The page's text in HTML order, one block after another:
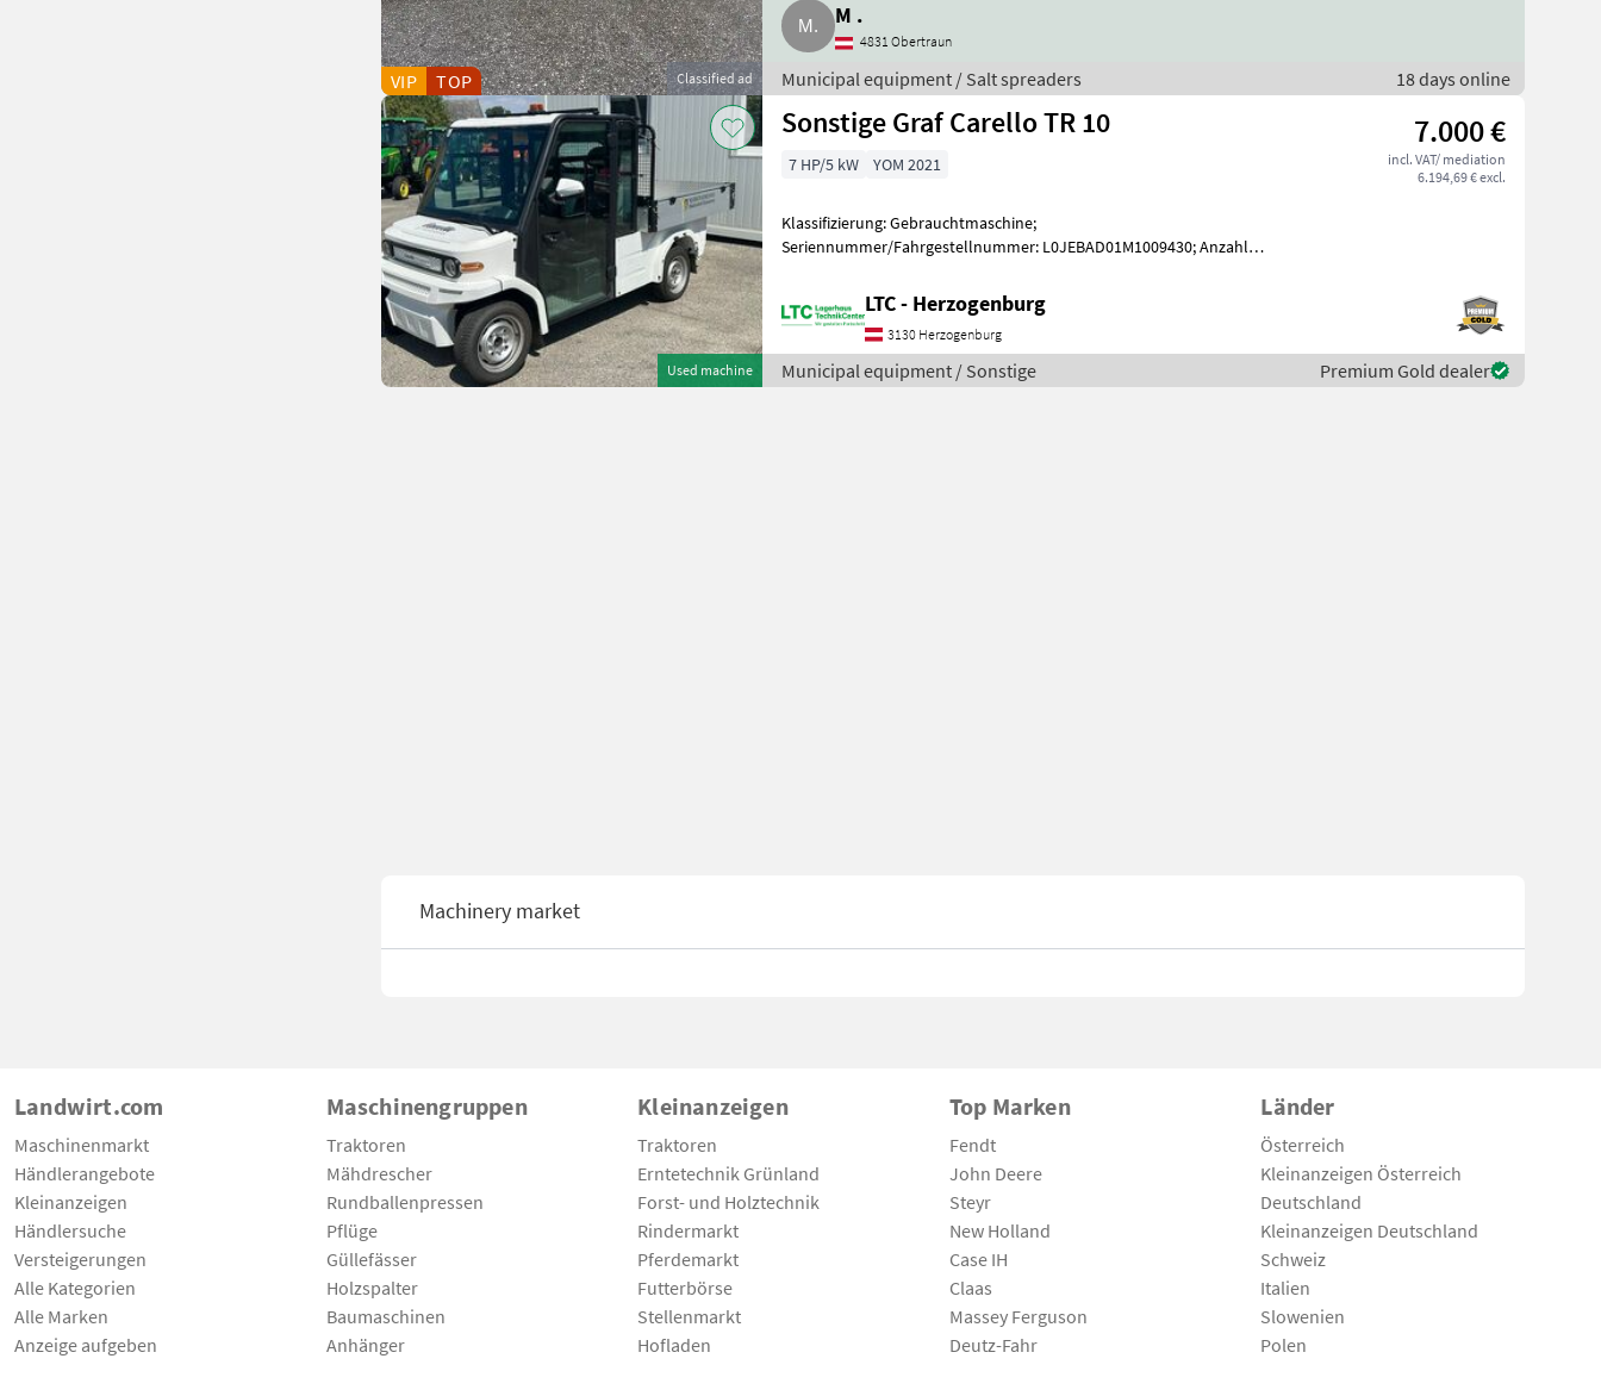
Classified ad
VIP TOP
M .
4831 Obertraun
Municipal equipment / Salt spreaders 18 days online
Used machine
Sonstige Graf Carello TR 10 7.000 €
incl. VAT/ mediation
6.194,69 € excl.
7 HP/5 kW YOM 2021
Klassifizierung: Gebrauchtmaschine;
Seriennummer/Fahrgestellnummer: L0JEBAD01M1009430; Anzahl
StraßenzulaLTC - Herzogenburg
3130 Herzogenburg
Municipal equipment / Sonstige Premium Gold dealer
Machinery market
Landwirt.com
Maschinenmarkt
Händlerangebote
Kleinanzeigen
Händlersuche
Versteigerungen
Alle Kategorien
Alle Marken
Anzeige aufgeben
Maschinengruppen
Traktoren
Mähdrescher
Rundballenpressen
Pflüge
Güllefässer
Holzspalter
Baumaschinen
Anhänger
Kleinanzeigen
Traktoren
Erntetechnik Grünland
Forst- und Holztechnik
Rindermarkt
Pferdemarkt
Futterbörse
Stellenmarkt
Hofladen
Top Marken
Fendt
John Deere
Steyr
New Holland
Case IH
Claas
Massey Ferguson
Deutz-Fahr
Länder
Österreich
Kleinanzeigen Österreich
Deutschland
Kleinanzeigen Deutschland
Schweiz
Italien
Slowenien
Polen